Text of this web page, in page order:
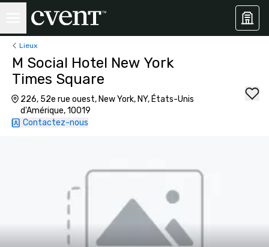
Lieux
M Social Hotel New York
Times Square
226, 52e rue ouest, New York, NY, États-Unis
d'Amérique, 10019
Contactez-nous